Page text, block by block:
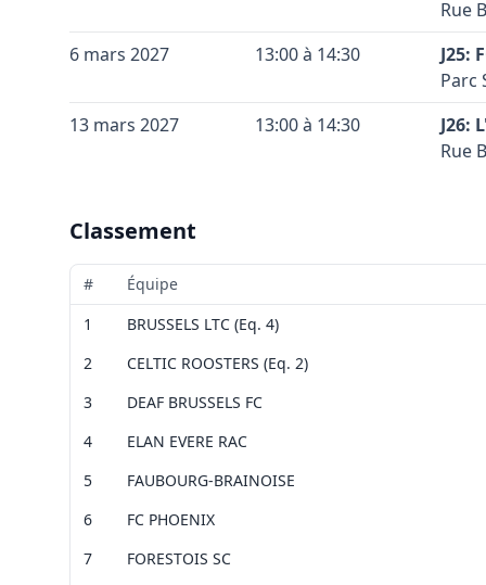
Leaflet|©OpenStreetMapcontributors ©CARTO
Voir
Leaflet OpenStreetMapcontributors ©
la
Voir
Voir
Rue
+
Leaflet |©OpenStreetMap
Voir
6 mars 2027 13:00 à 14:30
J25:
Parc
+
Leaflet ©OpenStreetMap contributors ©
13 mars 2027 13:00 à 14:30
J26:
Rue
−
Classement
# Équipe
1
BRUSSELS LTC (Eq. 4)
2
CELTIC ROOSTERS (Eq. 2)
3
DEAF BRUSSELS FC
4
ELAN EVERE RAC
5
FAUBOURG-BRAINOISE
6
FC PHOENIX
7
FORESTOIS SC